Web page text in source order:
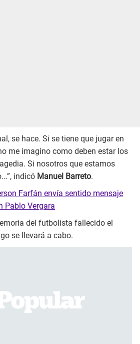
se hace. Si se tiene que jugar en
me imagino como deben estar los
Si nosotros que estamos
indicó Manuel Barreto.
Farfán envía sentido mensaje
Pablo Vergara
del futbolista fallecido el
se llevará a cabo.